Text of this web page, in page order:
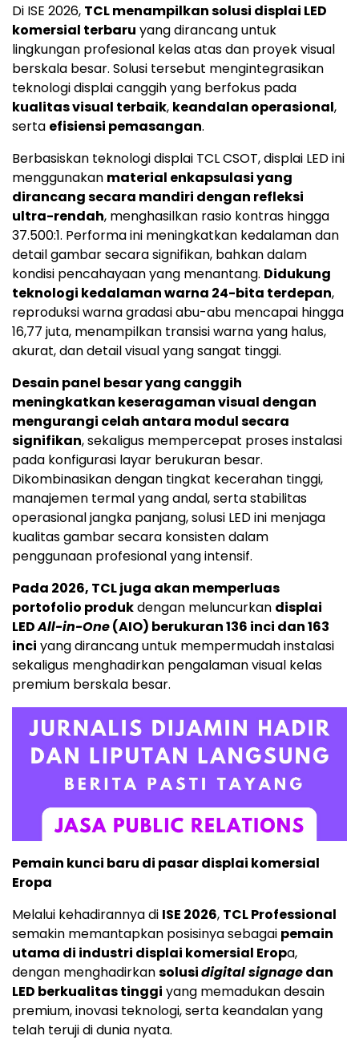
Di ISE 2026, TCL menampilkan solusi displai LED
komersial terbaru yang dirancang untuk
lingkungan profesional kelas atas dan proyek visual
berskala besar. Solusi tersebut mengintegrasikan
teknologi displai canggih yang berfokus pada
kualitas visual terbaik, keandalan operasional,
serta efisiensi pemasangan.
Berbasiskan teknologi displai TCL CSOT, displai LED ini
menggunakan material enkapsulasi yang
dirancang secara mandiri dengan refleksi
ultra-rendah, menghasilkan rasio kontras hingga
37.500:1. Performa ini meningkatkan kedalaman dan
detail gambar secara signifikan, bahkan dalam
kondisi pencahayaan yang menantang. Didukung
teknologi kedalaman warna 24-bita terdepan,
reproduksi warna gradasi abu-abu mencapai hingga
16,77 juta, menampilkan transisi warna yang halus,
akurat, dan detail visual yang sangat tinggi.
Desain panel besar yang canggih
meningkatkan keseragaman visual dengan
mengurangi celah antara modul secara
signifikan, sekaligus mempercepat proses instalasi
pada konfigurasi layar berukuran besar.
Dikombinasikan dengan tingkat kecerahan tinggi,
manajemen termal yang andal, serta stabilitas
operasional jangka panjang, solusi LED ini menjaga
kualitas gambar secara konsisten dalam
penggunaan profesional yang intensif.
Pada 2026, TCL juga akan memperluas
portofolio produkdengan meluncurkan displai
LEDAll-in-One(AIO) berukuran 136 inci dan 163
inci yang dirancang untuk mempermudah instalasi
sekaligus menghadirkan pengalaman visual kelas
premium berskala besar.
Pemain kunci baru di pasar displai komersial
Eropa
Melalui kehadirannya di ISE 2026, TCL Professional
semakin memantapkan posisinya sebagai pemain
utama di industri displai komersial Eropa,
dengan menghadirkansolusidigital signagedan
LED berkualitas tinggi yang memadukan desain
premium, inovasi teknologi, serta keandalan yang
telah teruji di dunia nyata.